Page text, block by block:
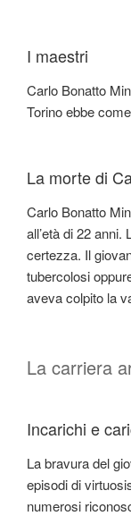
I maestri
Carlo Bonatto
Torino ebbe
La morte di
Carlo Bonatto
all’età di 22
certezza. Il
tubercolosi
aveva colpito la
La carriera
Incarichi e
La bravura del
episodi di
numerosi